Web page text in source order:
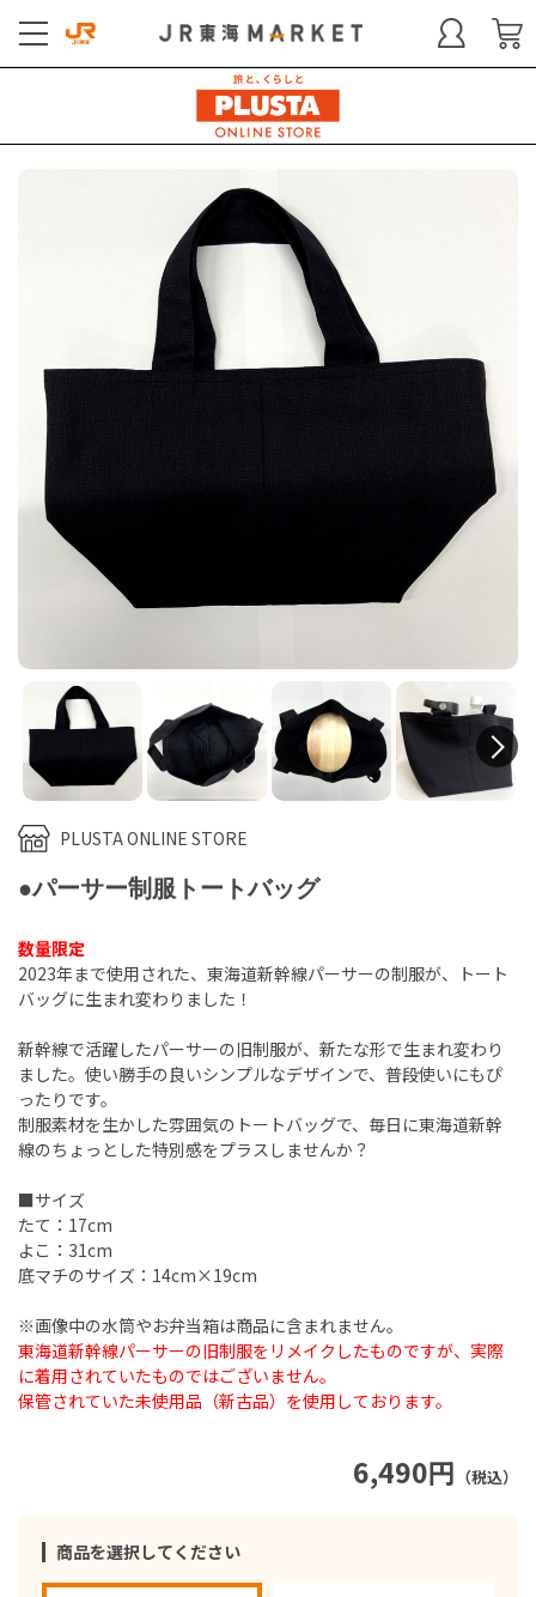
PLUSTA ONLINE STORE
●パーサー制服トートバッグ
6,490円 （税込）
商品を選択してください
数量限定
2023年まで使用された、東海道新幹線パーサーの制服が、トート
バッグに生まれ変わりました！
新幹線で活躍したパーサーの旧制服が、新たな形で生まれ変わり
ました。使い勝手の良いシンプルなデザインで、普段使いにもぴ
ったりです。
制服素材を生かした雰囲気のトートバッグで、毎日に東海道新幹
線のちょっとした特別感をプラスしませんか？
■サイズ
たて：17cm
よこ：31cm
底マチのサイズ：14cm×19cm
※画像中の水筒やお弁当箱は商品に含まれません。
東海道新幹線パーサーの旧制服をリメイクしたものですが、実際
に着用されていたものではございません。
保管されていた未使用品（新古品）を使用しております。